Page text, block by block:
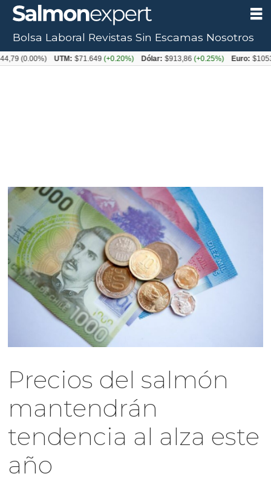
Precios del salmón
mantendrán
tendencia al alza este
año
Bolsa Laboral Revistas Sin Escamas Nosotros
UTM: $71.649(+0.20%) Dólar: $913,86(+0.25%) Euro: $1053,08(-